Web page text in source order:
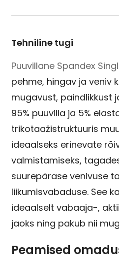
Tehniline tugi
Puuvillane Spandex
pehme, hingav ja veniv
mugavust, paindlikkust
95% puuvilla ja 5%
trikotaažistruktuuris
ideaalseks erinevate
valmistamiseks,
suurepärase venivuse
liikumisvabaduse. See
ideaalselt vabaaja-,
jaoks ning pakub nii
Peamised